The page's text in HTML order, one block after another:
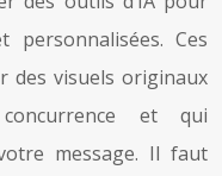
Ces
des visuels originaux
et qui
message. Il faut